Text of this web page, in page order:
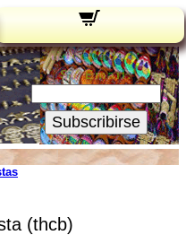
Novedades:
Su Email:
Subscribirse
(thcb)